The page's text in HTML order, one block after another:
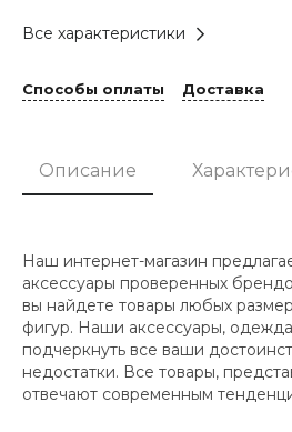
Все характеристики
Способы оплаты Доставка
Описание
Наш интернет-магазин
аксессуары проверенных
вы найдете товары любых
фигур. Наши аксессуары,
подчеркнуть все ваши
недостатки. Все товары,
отвечают современным